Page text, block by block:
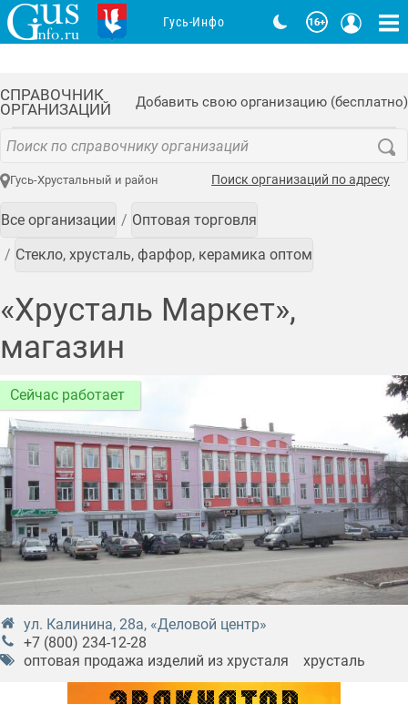
СПРАВОЧНИК
ОРГАНИЗАЦИЙ
Добавить свою организацию (бесплатно)
Гусь-Хрустальный и район Поиск организаций по адресу
Все организации Оптовая торговля
Стекло, хрусталь, фарфор, керамика оптом
«Хрусталь Маркет»,
магазин
Сейчас работает
ул. Калинина, 28а, «Деловой центр»
+7 (800) 234-12-28
оптовая продажа изделий из хрусталя
хрусталь
Гусь-Инфо